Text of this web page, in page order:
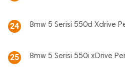
24 Bmw 5 Serisi 550d Xdrive
25 Bmw 5 Serisi 550i xDrive